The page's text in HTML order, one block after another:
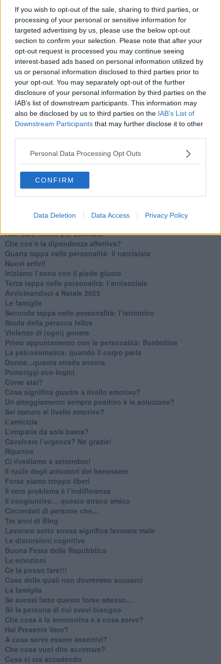
If you wish to opt-out of the sale, sharing to third parties, or
processing of your personal or sensitive information for
targeted advertising by us, please use the below opt-out
section to confirm your selection. Please note that after your
opt-out request is processed you may continue seeing
interest-based ads based on personal information utilized by
us or personal information disclosed to third parties prior to
your opt-out. You may separately opt-out of the further
disclosure of your personal information by third parties on the
IAB’s list of downstream participants. This information may
also be disclosed by us to third parties on the IAB’s List of
Downstream Participants that may further disclose it to other
Personal Data Processing Opt Outs
CONFIRM
Data Deletion Data Access Privacy Policy
​Il lato positivo delle cose
​Storie antiche di tempi moderni
​Quello che alle mamme non dicono
Adultescenza
Homo imbecillis
​4 anni di Blog
Quando il silenzio è aggressivo
​Il passato, questo conosciuto!
​Clima ballerino e sbalzi d’umore
La maternità
​L’uomo o l’orso?
Non hanno un amico a teatro​
​Tutta una questione di rispetto
​Lasciate ai vostri figli il diritto di piangere
​Parole d’amore regalate al vento
​Essere genitori di un adolescente
​Saper pazientare
​Giornata del Fiocchetto Lilla
Ma ti ascolti?
Non dare niente per scontato
Che cos’è la dipendenza affettiva?
Quarta tappa nelle personalità: il narcisista
​Nuovi arrivi!
​Iniziamo l’anno con il piede giusto
​Terza tappa nelle personalità: l’antisociale
​Avvicinandoci a Natale 2023
Le famiglie
Seconda tappa nelle personalità: l’istrionico
​Storia della persona felice
Violenze di (ogni) genere
​Primo appuntamento con le personalità: Borderline
La psicosomatica: quando il corpo parla
Donne...quanta strada ancora
​Pomeriggi eco-logici
​Come stai?
Cosa significa guarire a livello emotivo?
​Un atteggiamento sempre positivo è la soluzione?
​Sei maturo al livello emotivo?
​L’amicizia
​L’empatia da sola basta?
​Cavalcare l’urgenza? No grazie!
Ripartire
​Ci rivediamo a settembre!
​Il ruolo degli attivatori del benessere
​Forse siamo troppo liberi
​Il vero problema è l’indifferenza
​Il congiuntivo… questo strano amico
​Circondati di persone che…
​Tre anni di Blog
​Lavorare sotto stress significa lavorare male
​Le distorsioni cognitive
​Buona Festa della Repubblica
Le emozioni
​Ce la posso fare!!!
​Cose delle quali non dovremmo scusarci
​La famiglia
​Se avessi fatto questo forse adesso…
​Sii la persona di cui avevi bisogno
Che cosa è la serotonina e a cosa serve?
​Hai Presente Vero?
A cosa serve essere assertivi?
​Che cosa vuol dire accettare?
​Cosa ci sta accadendo